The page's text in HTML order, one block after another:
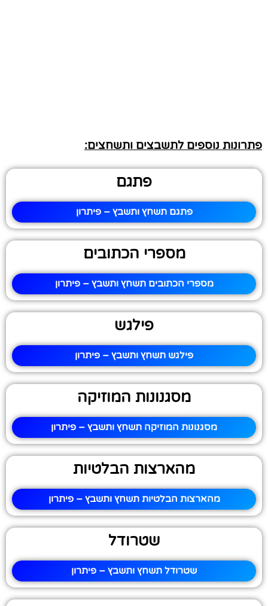
פתרונות נוספים לתשבצים ותשחצים:
פתגם
פתגם תשחץ ותשבץ – פיתרון
מספרי הכתובים
מספרי הכתובים תשחץ ותשבץ – פיתרון
פילגש
פילגש תשחץ ותשבץ – פיתרון
מסגנונות המוזיקה
מסגנונות המוזיקה תשחץ ותשבץ – פיתרון
מהארצות הבלטיות
מהארצות הבלטיות תשחץ ותשבץ – פיתרון
שטרודל
שטרודל תשחץ ותשבץ – פיתרון